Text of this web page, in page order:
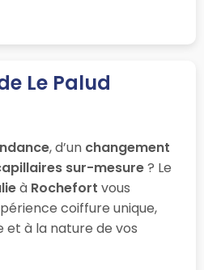
Le Palud
, d’un changement
sur-mesure? Le
à Rochefort vous
coiffure unique,
à la nature de vos